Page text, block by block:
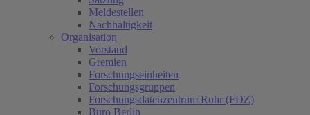
Meldestellen
Nachhaltigkeit
Organisation
Vorstand
Gremien
Forschungseinheiten
Forschungsgruppen
Forschungsdatenzentrum Ruhr (FDZ)
Büro Berlin